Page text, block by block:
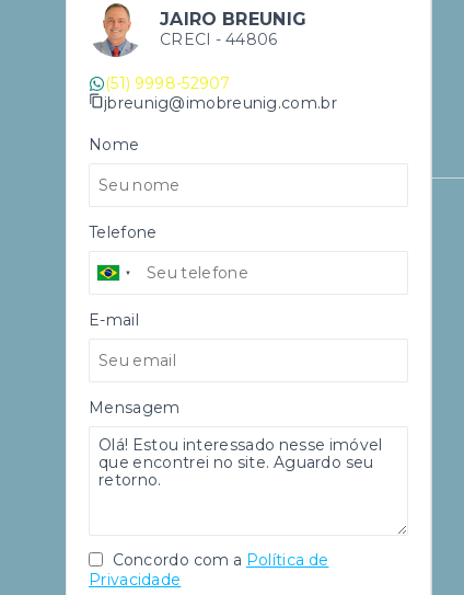
JAIRO BREUNIG
CRECI - 44806
(51) 9998-52907
jbreunig@imobreunig.com.br
Nome
Telefone
E-mail
Mensagem
Concordo com a Política de
Privacidade